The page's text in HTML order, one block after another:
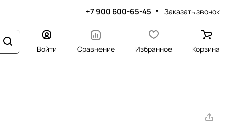
+7 900 600-65-45 Заказать звонок
Войти Сравнение Избранное Корзина